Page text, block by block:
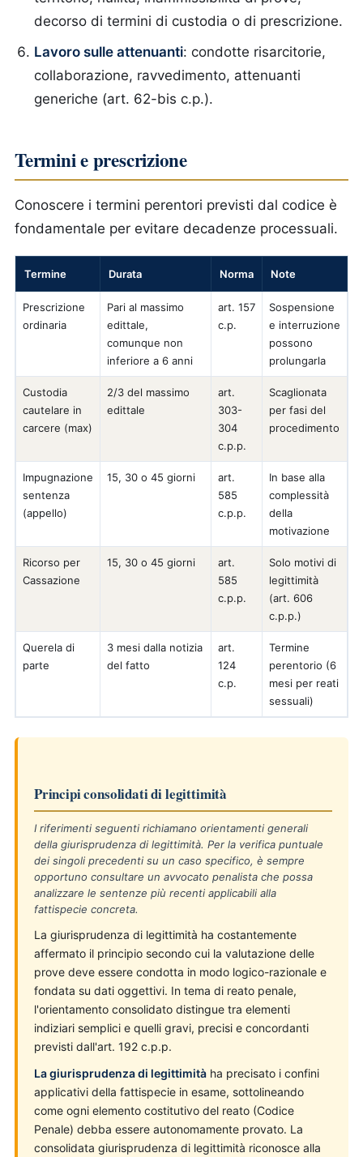
decorso di termini di custodia o di prescrizione.
Lavoro sulle attenuanti: condotte risarcitorie,
collaborazione, ravvedimento, attenuanti
generiche (art. 62-bis c.p.).
Termini e prescrizione
Conoscere i termini perentori previsti dal codice è
fondamentale per evitare decadenze processuali.
Termine Durata Norma Note
Prescrizione
ordinaria
Pari al massimo
edittale,
comunque non
inferiore a 6 anni
art. 157
c.p.
Sospensione
e interruzione
possono
prolungarla
Custodia
cautelare in
carcere (max)
2/3 del massimo
edittale
art.
303-
304
c.p.p.
Scaglionata
per fasi del
procedimento
Impugnazione
sentenza
(appello)
15, 30 o 45 giorni
art.
585
c.p.p.
In base alla
complessità
della
motivazione
Ricorso per
Cassazione
15, 30 o 45 giorni
art.
585
c.p.p.
Solo motivi di
legittimità
(art. 606
c.p.p.)
Querela di
parte
3 mesi dalla notizia
del fatto
art.
124
c.p.
Termine
perentorio (6
mesi per reati
sessuali)
Principi consolidati di legittimità
I riferimenti seguenti richiamano orientamenti generali
della giurisprudenza di legittimità. Per la verifica puntuale
dei singoli precedenti su un caso specifico, è sempre
opportuno consultare un avvocato penalista che possa
analizzare le sentenze più recenti applicabili alla
fattispecie concreta.
La giurisprudenza di legittimità ha costantemente
affermato il principio secondo cui la valutazione delle
prove deve essere condotta in modo logico-razionale e
fondata su dati oggettivi. In tema di reato penale,
l'orientamento consolidato distingue tra elementi
indiziari semplici e quelli gravi, precisi e concordanti
previsti dall'art. 192 c.p.p.
La giurisprudenza di legittimità ha precisato i confini
applicativi della fattispecie in esame, sottolineando
come ogni elemento costitutivo del reato (Codice
Penale) debba essere autonomamente provato. La
consolidata giurisprudenza di legittimità riconosce alla